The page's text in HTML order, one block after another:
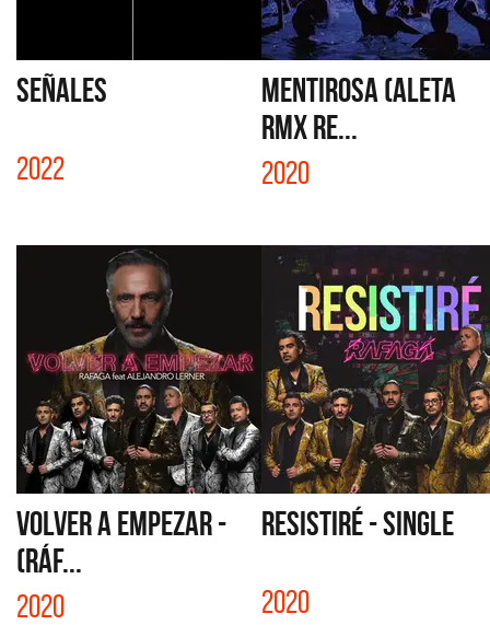
SEÑALES
2022
MENTIROSA (ALETA
RMX RE...
2020
VOLVER A EMPEZAR -
(RÁF...
2020
RESISTIRÉ - SINGLE
2020